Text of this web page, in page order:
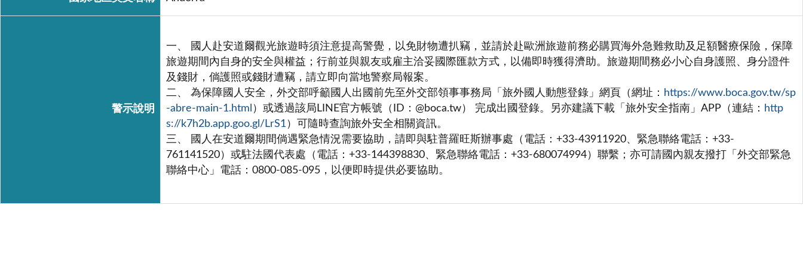
警示說明
一、 國人赴安道爾觀光旅遊時須注意提高警覺，以免財物遭扒竊，並請於赴歐洲旅遊前務必購買海外急難救助及足額醫療保險，保障
旅遊期間內自身的安全與權益；行前並與親友或雇主洽妥國際匯款方式，以備即時獲得濟助。旅遊期間務必小心自身護照、身分證件
及錢財，倘護照或錢財遭竊，請立即向當地警察局報案。
二、 為保障國人安全，外交部呼籲國人出國前先至外交部領事事務局「旅外國人動態登錄」網頁（網址：
https://www.boca.gov.tw/sp
-abre-main-1.html ）或透過該局LINE官方帳號（ID：@boca.tw） 完成出國登錄。另亦建議下載「旅外安全指南」APP（連結：
http
s://k7h2b.app.goo.gl/LrS1）可隨時查詢旅外安全相關資訊。
三、 國人在安道爾期間倘遇緊急情況需要協助，請即與駐普羅旺斯辦事處（電話：+33-43911920、緊急聯絡電話：+33-
761141520）或駐法國代表處（電話：+33-144398830、緊急聯絡電話：+33-680074994）聯繫；亦可請國內親友撥打「外交部緊急
聯絡中心」電話：0800-085-095，以便即時提供必要協助。